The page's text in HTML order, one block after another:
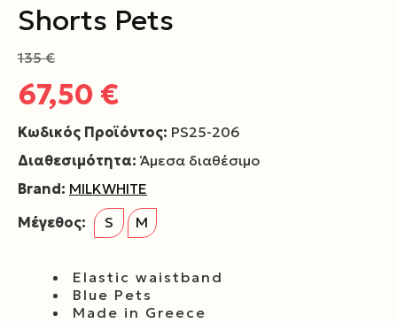
Shorts Pets
135 €
67,50 €
Κωδικός Προϊόντος: PS25-206
Διαθεσιμότητα: Άμεσα διαθέσιμο
Brand: MILKWHITE
Μέγεθος:
S M
Elastic waistband
Blue Pets
Made in Greece